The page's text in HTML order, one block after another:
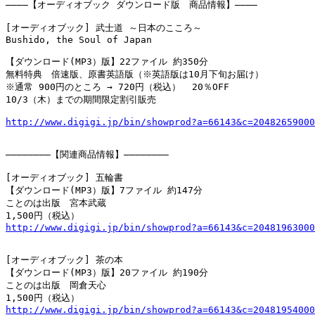
――――【オーディオブック ダウンロード版　商品情報】――――
[オーディオブック] 武士道 ～日本のこころ～
Bushido, the Soul of Japan
【ダウンロード(MP3）版】22ファイル 約350分
無料特典　倍速版、原書英語版（※英語版は10月下旬お届け）
※通常 900円のところ → 720円（税込）  20％OFF
10/3（木）までの期間限定割引販売
http://www.digigi.jp/bin/
――――――――【関連商品情報】――――――――
[オーディオブック] 五輪書
【ダウンロード(MP3）版】7ファイル 約147分
ことのは出版　宮本武蔵
http://www.digigi.jp/bin/
[オーディオブック] 茶の本
【ダウンロード(MP3）版】20ファイル 約190分
ことのは出版　岡倉天心
http://www.digigi.jp/bin/